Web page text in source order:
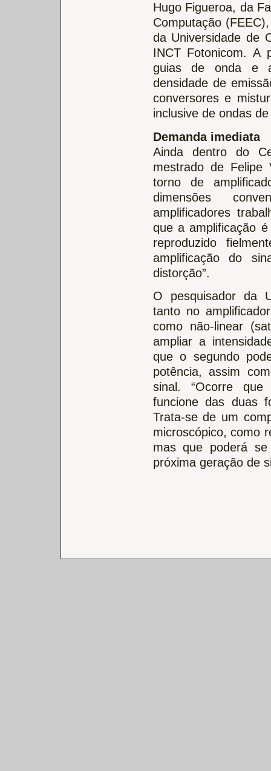
Hugo Figueroa, da
Computação
da Universidade de
INCT Fotonicom. A
guias de onda e
densidade de
conversores e
inclusive de ondas
Demanda imediata
Ainda dentro do
mestrado de Felipe
torno de
dimensões
amplificadores
que a amplificação
reproduzido
amplificação do
distorção”.
O pesquisador da
tanto no
como não-linear
ampliar a
que o segundo
potência, assim
sinal. “Ocorre
funcione das duas
Trata-se de um
microscópico, como
mas que poderá
próxima geração de